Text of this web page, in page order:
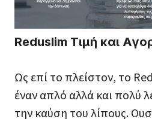
Reduslim Τιμή και
Ως επί το πλείστον, το
έναν απλό αλλά και πολύ
την καύση του λίπους.